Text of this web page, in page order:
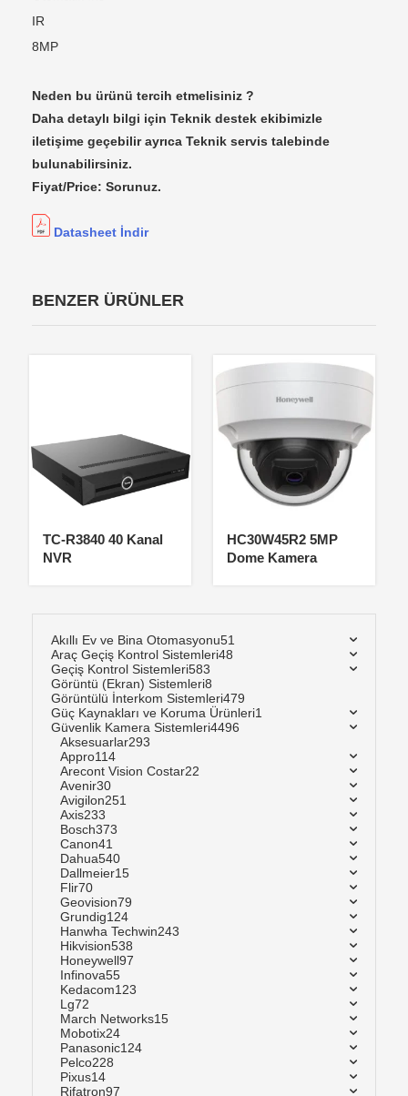
IR
8MP
Neden bu ürünü tercih etmelisiniz ?
Daha detaylı bilgi için Teknik destek ekibimizle
iletişime geçebilir ayrıca Teknik servis talebinde
bulunabilirsiniz.
Fiyat/Price: Sorunuz.
Datasheet İndir
BENZER ÜRÜNLER
TC-R3840 40 Kanal
NVR
HC30W45R2 5MP
Dome Kamera
Akıllı Ev ve Bina Otomasyonu51
Araç Geçiş Kontrol Sistemleri48
Geçiş Kontrol Sistemleri583
Görüntü (Ekran) Sistemleri8
Görüntülü İnterkom Sistemleri479
Güç Kaynakları ve Koruma Ürünleri1
Güvenlik Kamera Sistemleri4496
Aksesuarlar293
Appro114
Arecont Vision Costar22
Avenir30
Avigilon251
Axis233
Bosch373
Canon41
Dahua540
Dallmeier15
Flir70
Geovision79
Grundig124
Hanwha Techwin243
Hikvision538
Honeywell97
Infinova55
Kedacom123
Lg72
March Networks15
Mobotix24
Panasonic124
Pelco228
Pixus14
Rifatron97